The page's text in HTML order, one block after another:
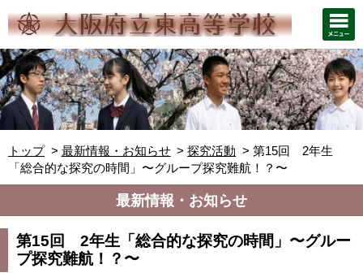
トップ 最新情報・お知らせ 探究活動
第15回 2年生
「総合的な探究の時間」〜グループ探究難航！？〜
最新情報・お知らせ
第15回 2年生「総合的な探究の時間」〜グルー
プ探究難航！？〜